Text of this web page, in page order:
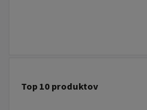
Top 10 produktov